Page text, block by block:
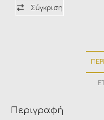
Σύγκριση
Περιγραφή